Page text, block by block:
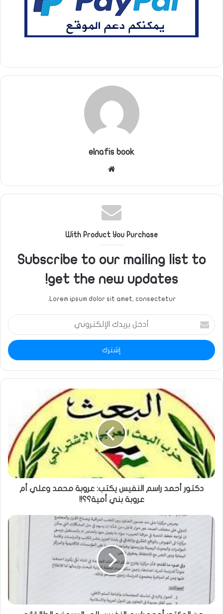
elnafis book
With Product You Purchase
Subscribe to our mailing list to
get the new updates!
Lorem ipsum dolor sit amet, consectetur.
أدخل
بريدك
الإلكتروني
دكتور أحمد راسم النفيس يكتب: عروبة محمد وعلي أم
عروبة بني أمية؟؟!!